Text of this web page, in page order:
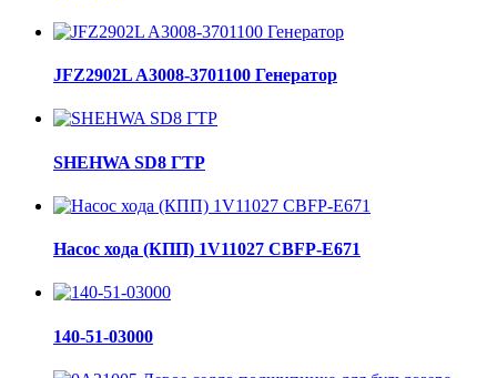
JFZ2902L A3008-3701100 Генератор
SHEHWA SD8 ГТР
Насос хода (КПП) 1V11027 CBFP-E671
140-51-03000